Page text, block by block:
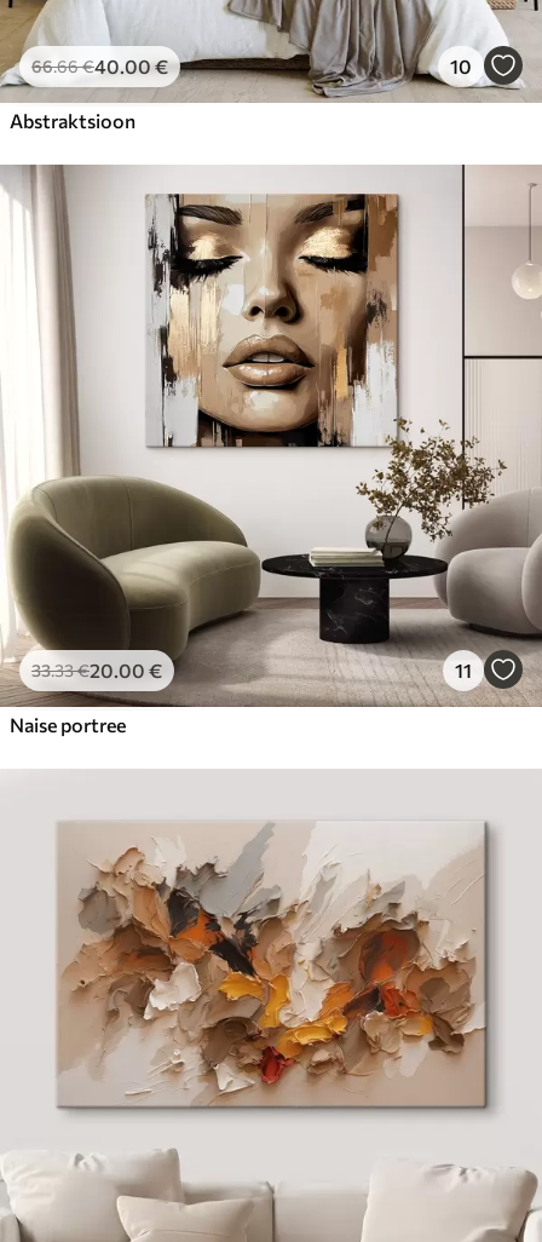
66.66€40.00€ 10
Abstraktsioon
33.33€20.00 € 11
Naise portree